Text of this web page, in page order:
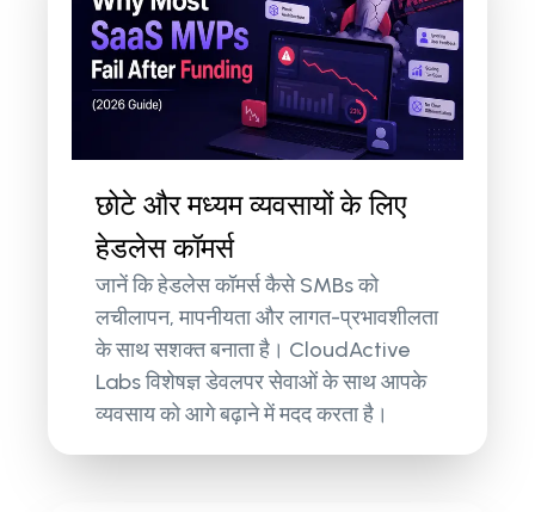
छोटे और मध्यम व्यवसायों के लिए
हेडलेस कॉमर्स
जानें कि हेडलेस कॉमर्स कैसे SMBs को
लचीलापन, मापनीयता और लागत-प्रभावशीलता
के साथ सशक्त बनाता है। CloudActive
Labs विशेषज्ञ डेवलपर सेवाओं के साथ आपके
व्यवसाय को आगे बढ़ाने में मदद करता है।